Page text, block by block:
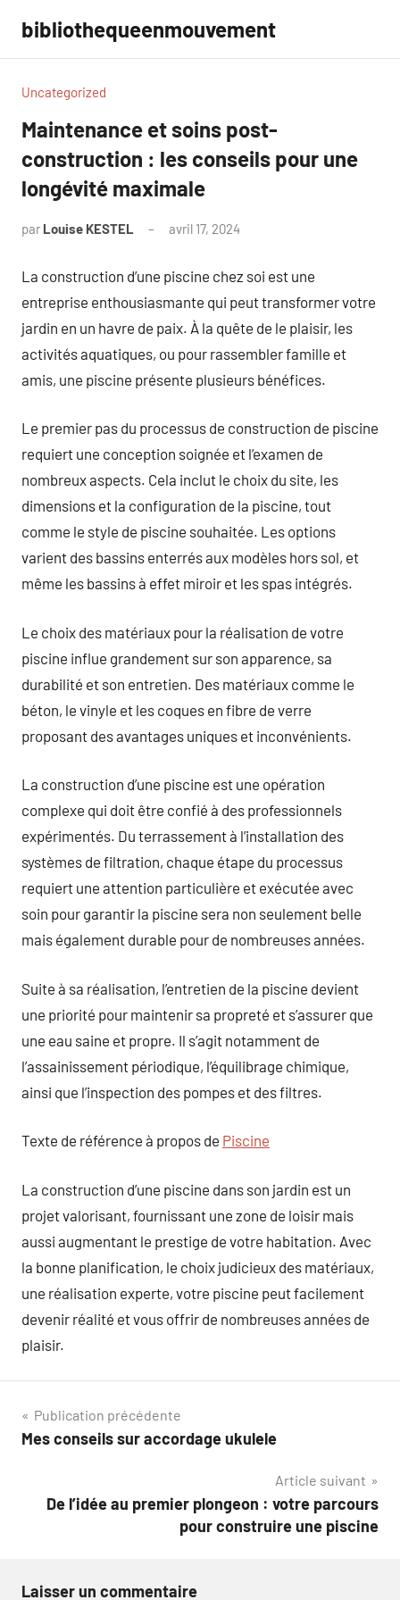
contenu
bibliothequeenmouvement
Uncategorized
Maintenance et soins post-
construction : les conseils pour une
longévité maximale
par Louise KESTEL avril 17, 2024
La construction d’une piscine chez soi est une
entreprise enthousiasmante qui peut transformer votre
jardin en un havre de paix. À la quête de le plaisir, les
activités aquatiques, ou pour rassembler famille et
amis, une piscine présente plusieurs bénéfices.
Le premier pas du processus de construction de piscine
requiert une conception soignée et l’examen de
nombreux aspects. Cela inclut le choix du site, les
dimensions et la configuration de la piscine, tout
comme le style de piscine souhaitée. Les options
varient des bassins enterrés aux modèles hors sol, et
même les bassins à effet miroir et les spas intégrés.
Le choix des matériaux pour la réalisation de votre
piscine influe grandement sur son apparence, sa
durabilité et son entretien. Des matériaux comme le
béton, le vinyle et les coques en fibre de verre
proposant des avantages uniques et inconvénients.
La construction d’une piscine est une opération
complexe qui doit être confié à des professionnels
expérimentés. Du terrassement à l’installation des
systèmes de filtration, chaque étape du processus
requiert une attention particulière et exécutée avec
soin pour garantir la piscine sera non seulement belle
mais également durable pour de nombreuses années.
Suite à sa réalisation, l’entretien de la piscine devient
une priorité pour maintenir sa propreté et s’assurer que
une eau saine et propre. Il s’agit notamment de
l’assainissement périodique, l’équilibrage chimique,
ainsi que l’inspection des pompes et des filtres.
Texte de référence à propos de Piscine
La construction d’une piscine dans son jardin est un
projet valorisant, fournissant une zone de loisir mais
aussi augmentant le prestige de votre habitation. Avec
la bonne planification, le choix judicieux des matériaux,
une réalisation experte, votre piscine peut facilement
devenir réalité et vous offrir de nombreuses années de
plaisir.
Navigation
de
Publication précédente
Mes conseils sur accordage ukulele
Article suivant
De l’idée au premier plongeon : votre parcours
pour construire une piscine
Laisser un commentaire